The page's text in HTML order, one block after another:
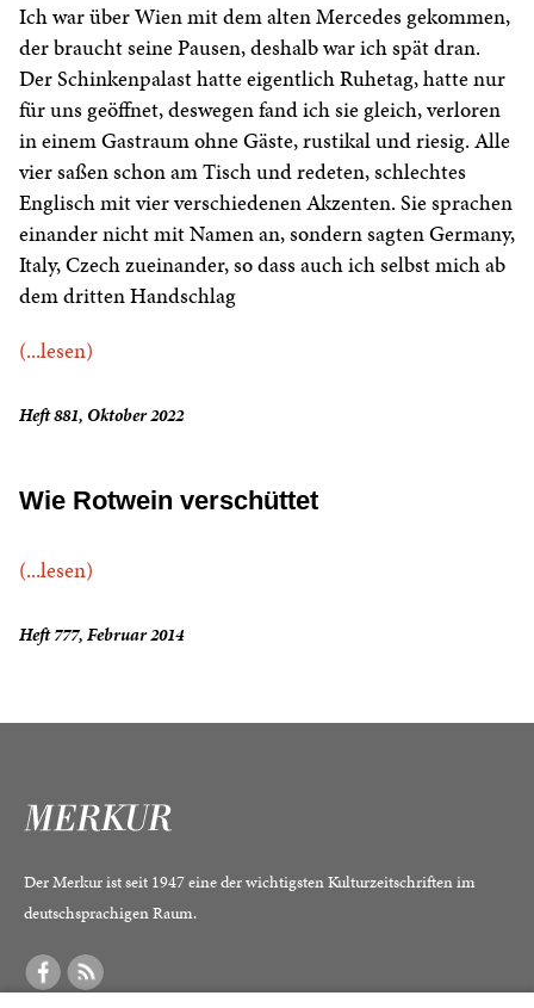
Ich war über Wien mit dem alten Mercedes gekommen,
der braucht seine Pausen, deshalb war ich spät dran.
Der Schinkenpalast hatte eigentlich Ruhetag, hatte nur
für uns geöffnet, deswegen fand ich sie gleich, verloren
in einem Gastraum ohne Gäste, rustikal und riesig. Alle
vier saßen schon am Tisch und redeten, schlechtes
Englisch mit vier verschiedenen Akzenten. Sie sprachen
einander nicht mit Namen an, sondern sagten Germany,
Italy, Czech zueinander, so dass auch ich selbst mich ab
dem dritten Handschlag
(...lesen)
Heft 881, Oktober 2022
Wie Rotwein verschüttet
(...lesen)
Heft 777, Februar 2014
Der Merkur ist seit 1947 eine der wichtigsten Kulturzeitschriften im
deutschsprachigen Raum.